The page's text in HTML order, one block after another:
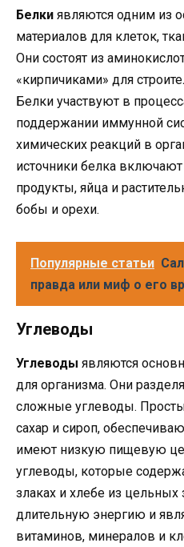
Белки являются одним из
материалов для клеток,
Они состоят из
«кирпичиками» для
Белки участвуют в
поддержании иммунной
химических реакций в
источники белка
продукты, яйца и
бобы и орехи.
Популярные статьи
правда или миф о его
Углеводы
Углеводы являются
для организма. Они
сложные углеводы.
сахар и сироп,
имеют низкую пищевую
углеводы, которые
злаках и хлебе из
длительную энергию и
витаминов, минералов и